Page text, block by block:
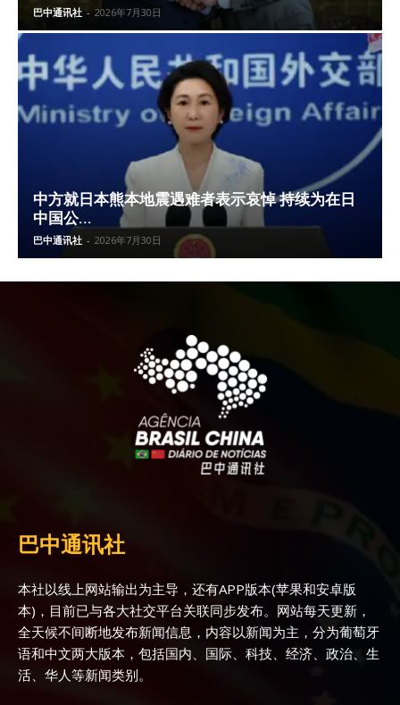
巴中通讯社 - 2026年7月30日
中方就日本熊本地震遇难者表示哀悼 持续为在日
中国公...
巴中通讯社 - 2026年7月30日
巴中通讯社
本社以线上网站输出为主导，还有APP版本(苹果和安卓版
本)，目前已与各大社交平台关联同步发布。网站每天更新，
全天候不间断地发布新闻信息，内容以新闻为主，分为葡萄牙
语和中文两大版本，包括国内、国际、科技、经济、政治、生
活、华人等新闻类别。